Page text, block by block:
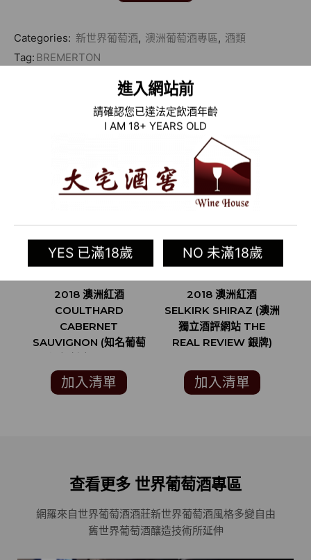
進入網站前
請確認您已達法定飲酒年齡
I AM 18+ YEARS OLD
YES 已滿18歲 NO 未滿18歲
Categories: 新世界葡萄酒, 澳洲葡萄酒專區, 酒類
Tag: BREMERTON
相關商品
2018 澳洲紅酒
COULTHARD
CABERNET
SAUVIGNON (知名葡萄
SUCKLING 91分)
加入清單
2018 澳洲紅酒
SELKIRK SHIRAZ (澳洲
獨立酒評網站 THE
REAL REVIEW 銀牌)
加入清單
查看更多 世界葡萄酒專區
網羅來自世界葡萄酒酒莊新世界葡萄酒風格多變自由
舊世界葡萄酒釀造技術所延伸